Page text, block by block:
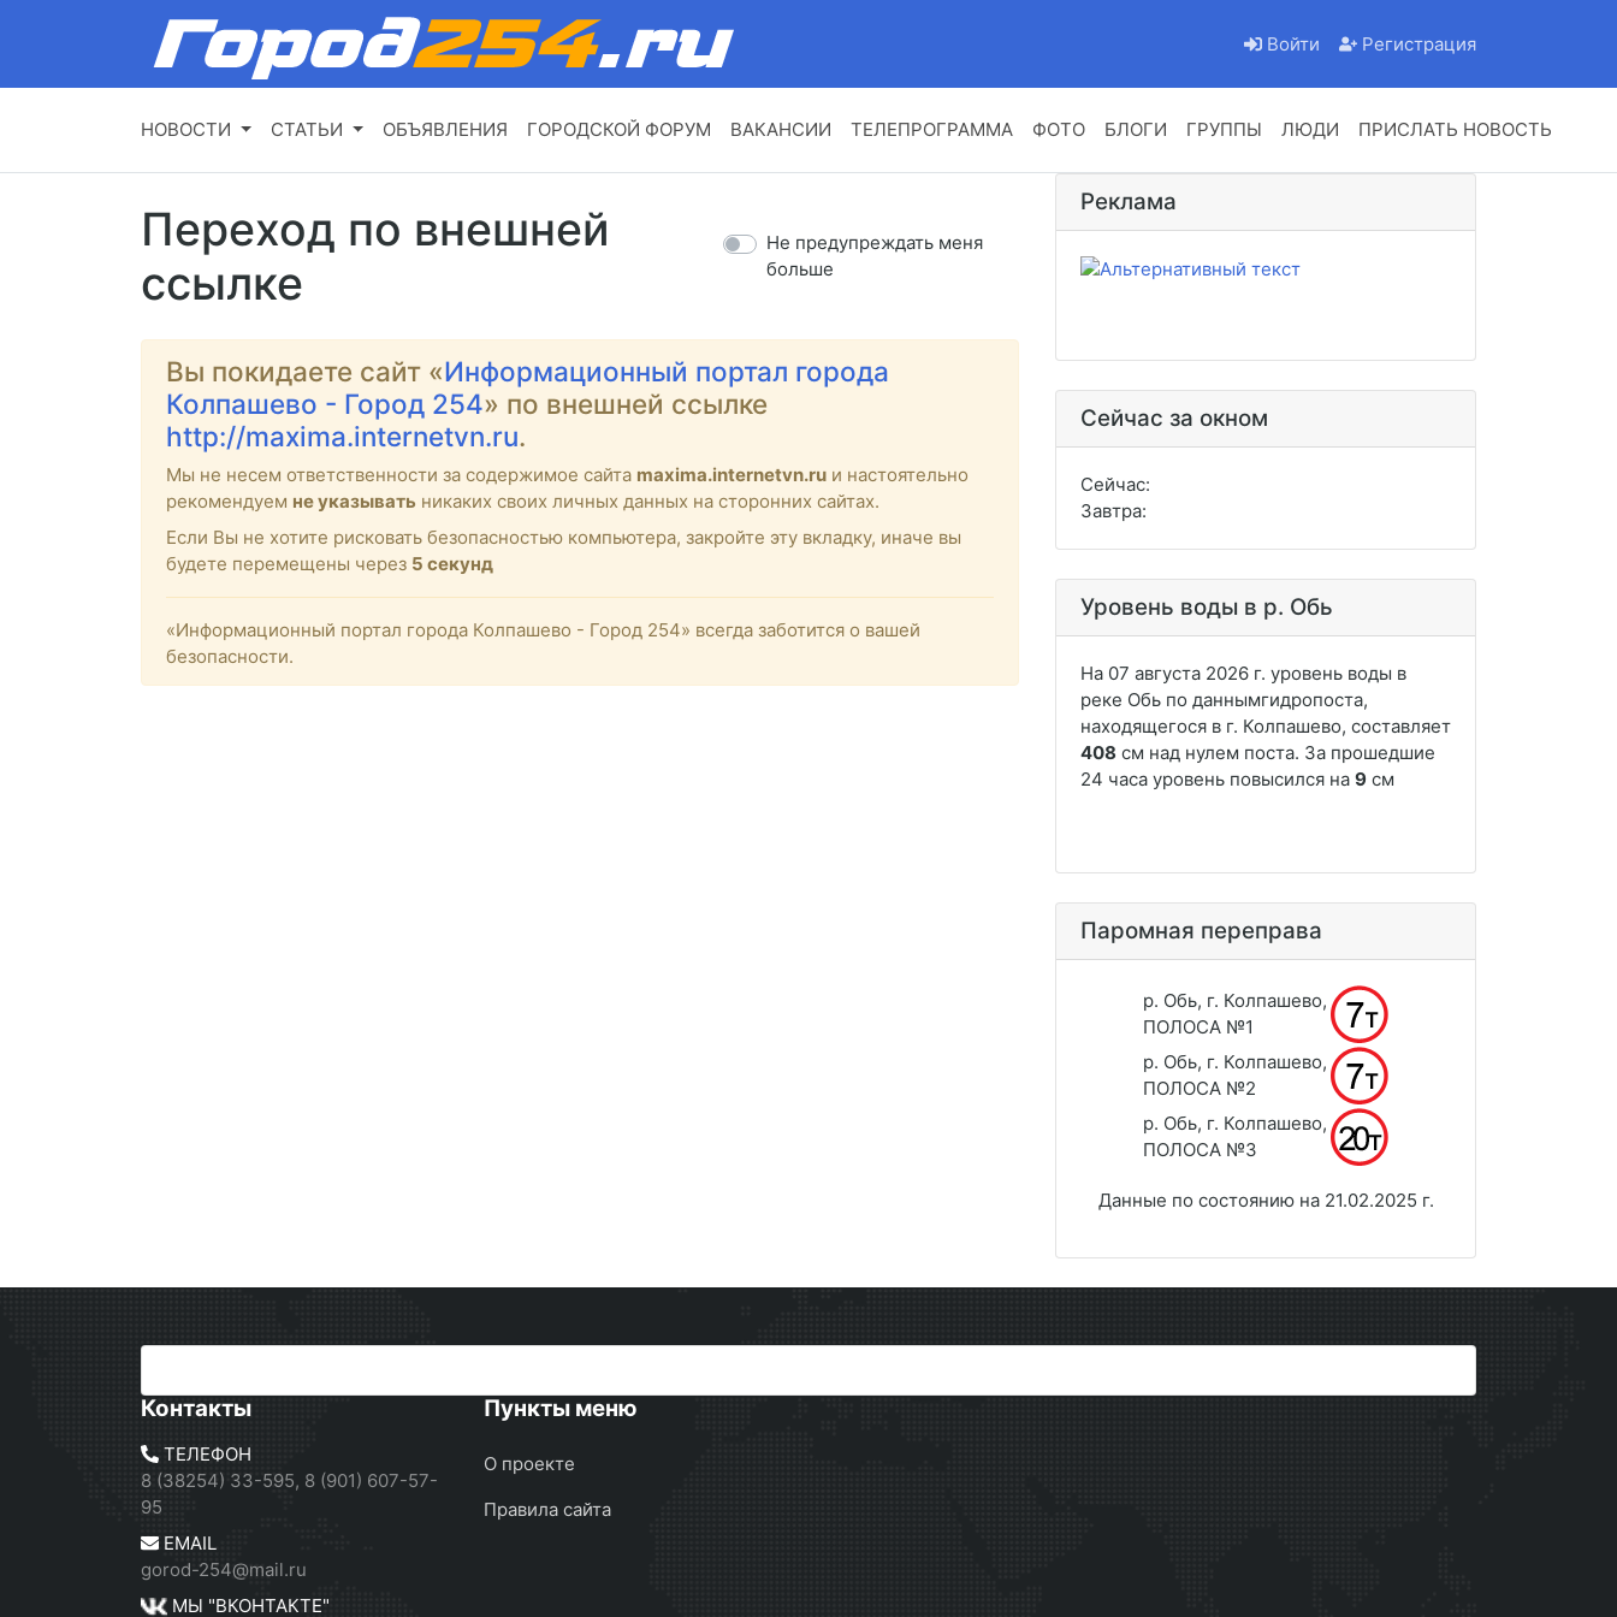
Войти Регистрация
НОВОСТИ СТАТЬИ ОБЪЯВЛЕНИЯ ГОРОДСКОЙ ФОРУМ ВАКАНСИИ ТЕЛЕПРОГРАММА ФОТО БЛОГИ ГРУППЫ ЛЮДИ ПРИСЛАТЬ НОВОСТЬ
Переход по внешней
ссылке
Не предупреждать меня
больше
Вы покидаете сайт «Информационный портал города
Колпашево - Город 254» по внешней ссылке
http://maxima.internetvn.ru.
Мы не несем ответственности за содержимое сайта maxima.internetvn.ru и настоятельно
рекомендуем не указывать никаких своих личных данных на сторонних сайтах.
Если Вы не хотите рисковать безопасностью компьютера, закройте эту вкладку, иначе вы
будете перемещены через 5 секунд
«Информационный портал города Колпашево - Город 254» всегда заботится о вашей
безопасности.
Реклама
Сейчас за окном
Сейчас:
Завтра:
Уровень воды в р. Обь
Паромная переправа
р. Обь, г. Колпашево,
ПОЛОСА №1
р. Обь, г. Колпашево,
ПОЛОСА №2
р. Обь, г. Колпашево,
ПОЛОСА №3
Данные по состоянию на 21.02.2025 г.
Контакты
ТЕЛЕФОН
8 (38254) 33-595, 8 (901) 607-57-
95
EMAIL
gorod-254@mail.ru
МЫ "ВКОНТАКТЕ"
Пункты меню
О проекте
Правила сайта